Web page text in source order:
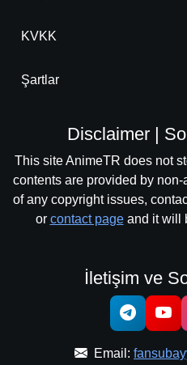
KVKK
Şartlar
Disclaimer |
This site AnimeTR does not
contents are provided by
of any copyright issues,
or contact pageand it will
İletişim ve
Email: